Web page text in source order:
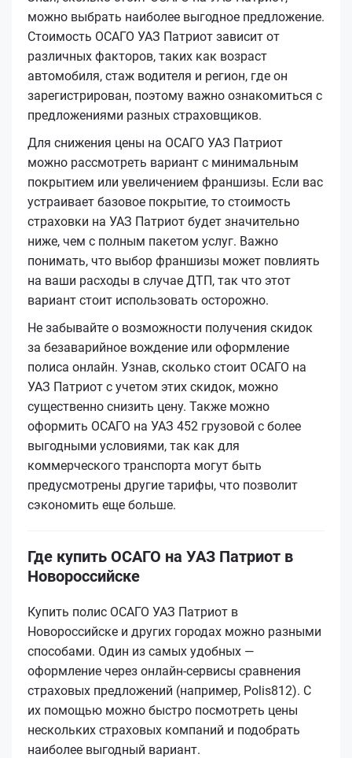
можно выбрать наиболее выгодное предложение.
Стоимость ОСАГО УАЗ Патриот зависит от
различных факторов, таких как возраст
автомобиля, стаж водителя и регион, где он
зарегистрирован, поэтому важно ознакомиться с
предложениями разных страховщиков.
Для снижения цены на ОСАГО УАЗ Патриот
можно рассмотреть вариант с минимальным
покрытием или увеличением франшизы. Если вас
устраивает базовое покрытие, то стоимость
страховки на УАЗ Патриот будет значительно
ниже, чем с полным пакетом услуг. Важно
понимать, что выбор франшизы может повлиять
на ваши расходы в случае ДТП, так что этот
вариант стоит использовать осторожно.
Не забывайте о возможности получения скидок
за безаварийное вождение или оформление
полиса онлайн. Узнав, сколько стоит ОСАГО на
УАЗ Патриот с учетом этих скидок, можно
существенно снизить цену. Также можно
оформить ОСАГО на УАЗ 452 грузовой с более
выгодными условиями, так как для
коммерческого транспорта могут быть
предусмотрены другие тарифы, что позволит
сэкономить еще больше.
Где купить ОСАГО на УАЗ Патриот в
Новороссийске
Купить полис ОСАГО УАЗ Патриот в
Новороссийске и других городах можно разными
способами. Один из самых удобных —
оформление через онлайн-сервисы сравнения
страховых предложений (например, Polis812). С
их помощью можно быстро посмотреть цены
нескольких страховых компаний и подобрать
наиболее выгодный вариант.